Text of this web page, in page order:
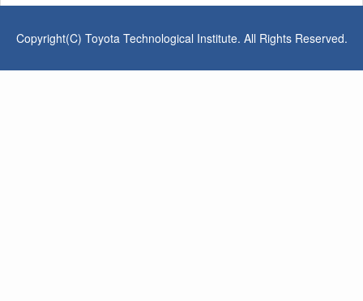
Copyright(C) Toyota Technological Institute. All Rights Reserved.